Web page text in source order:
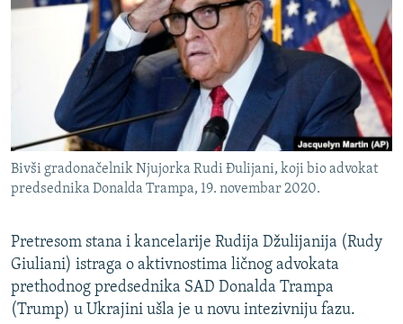
RSE PRIČE IZ SVIJETA
ISPRIČAJ MI
DNEVNO@RSE
SPECIJALI RSE
VIŠE OD NASLOVA
GENOCID U SREBRENICI
TV LIBERTY
POST SCRIPTUM
MOJA EVROPA
PRATITE NAS
Sve RFE/RL stranice
Bivši gradonačelnik Njujorka Rudi Đulijani, koji bio advokat
predsednika Donalda Trampa, 19. novembar 2020.
Pretresom stana i kancelarije Rudija Džulijanija (Rudy
Giuliani) istraga o aktivnostima ličnog advokata
prethodnog predsednika SAD Donalda Trampa
(Trump) u Ukrajini ušla je u novu intezivniju fazu.